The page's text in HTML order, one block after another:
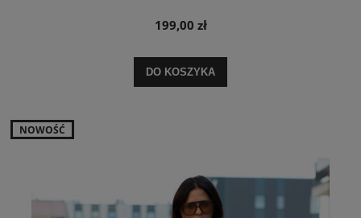
199,00 zł
DO KOSZYKA
NOWOŚĆ